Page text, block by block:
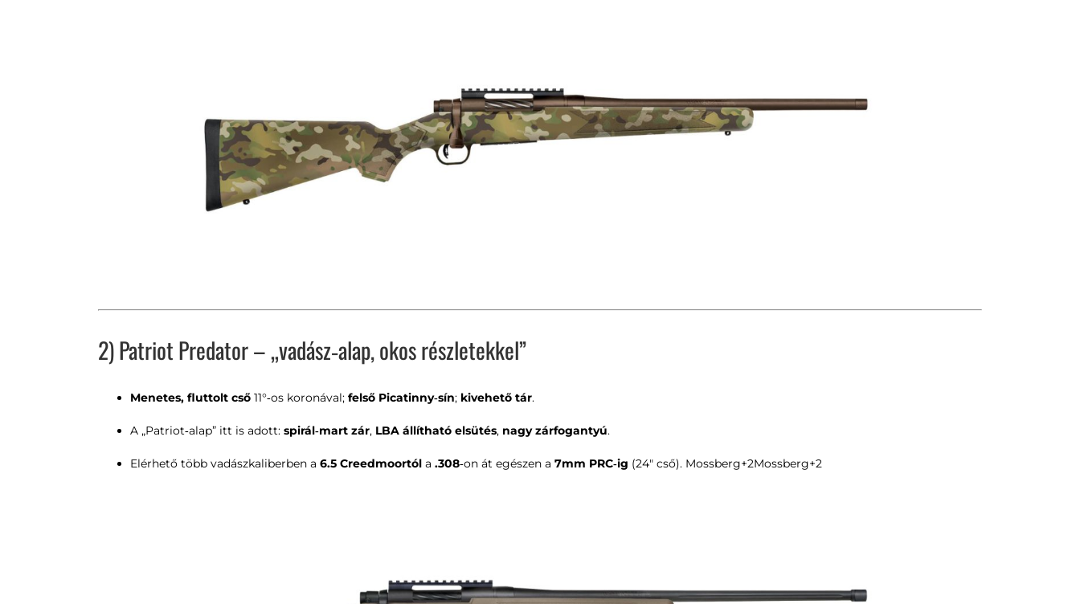
2) Patriot Predator – „vadász‑alap, okos részletekkel”
Menetes, fluttolt cső11°‑os koronával; felső Picatinny‑sín; kivehető tár.
A „Patriot‑alap” itt is adott: spirál‑mart zár, LBA állítható elsütés, nagy zárfogantyú.
Elérhető több vadászkaliberben a 6.5 Creedmoortóla .308‑on át egészen a 7mm PRC‑ig (24″ cső). Mossberg+2Mossberg+2